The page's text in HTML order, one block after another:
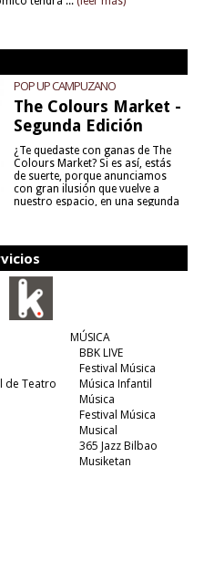
POP UP CAMPUZANO
The Colours Market -
Segunda Edición
¿Te quedaste con ganas de The
Colours Market? Si es así, estás
de suerte, porque anunciamos
con gran ilusión que vuelve a
nuestro espacio, en una segunda
de Teatro
MÚSICA
BBK LIVE
Festival Música
Música Infantil
Música
Festival Música
Musical
365 Jazz Bilbao
Musiketan